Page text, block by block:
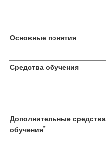
Основные понятия
Средства обучения
Дополнительные средства
обучения*